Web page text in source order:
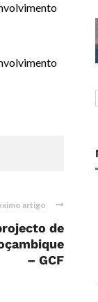
artigo
de
– GCF